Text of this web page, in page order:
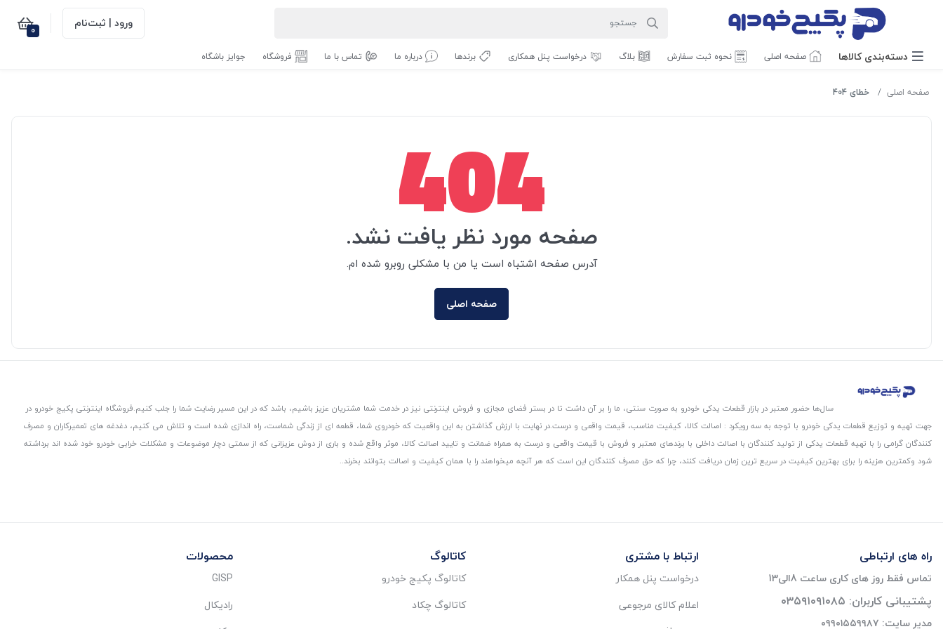
ورود | ثبت‌نام 0
دسته‌بندی‌ کالاها صفحه اصلی نحوه ثبت سفارش بلاگ درخواست پنل همکاری برندها درباره ما تماس با ما فروشگاه جوایز باشگاه
صفحه اصلی خطای 404
404
صفحه مورد نظر یافت نشد.
آدرس صفحه اشتباه است یا من با مشکلی روبرو شده ام.
صفحه اصلی
سال‌ها حضور معتبر در بازار قطعات یدکی خودرو به صورت سنتی، ما را بر آن داشت تا در بستر فضای مجازی و فروش اینترنتی نیز در خدمت شما مشتریان عزیز باشیم، باشد که در این مسیر رضایت شما را جلب کنیم.فروشگاه اینترنتی پکیج خودرو در
جهت تهیه و توزیع قطعات یدکی خودرو با توجه به سه رویکرد : اصالت کالا، کیفیت مناسب، قیمت واقعی و درست.در نهایت با ارزش گذاشتن به این واقعیت که خودروی شما، قطعه ای از زندگی شماست، راه اندازی شده است و تلاش می کنیم، دغدغه های تعمیرکاران و مصرف
کنندگان گرامی را با تهیه قطعات یدکی از تولید کنندگان با اصالت داخلی با برندهای معتبر و فروش با قیمت واقعی و درست به همراه ضمانت و تایید اصالت کالا، موثر واقع شده و باری از دوش عزیزانی که از سمتی دچار موضوعات و مشکلات خرابی خودرو خود شده اند برداشته
شود و‌کمترین هزینه را برای بهترین کیفیت در سریع ترین زمان دریافت کنند، چرا که حق مصرف کنندگان این است که هر آنچه میخواهند را با همان کیفیت و اصالت بتوانند بخرند..
راه های ارتباطی
تماس فقط روز های کاری ساعت 8الی13
پشتیبانی کاربران: ۰۳۵۹۱۰۹۱۰۸۵
مدیر سایت: ۰۹۹۰۱۵۵۹۹۸۷
ارتباط با مشتری
درخواست پنل همکار
اعلام کالای مرجوعی
کاتالوگ
کاتالوگ پکیج خودرو
کاتالوگ چکاد
محصولات
GISP
رادیکال